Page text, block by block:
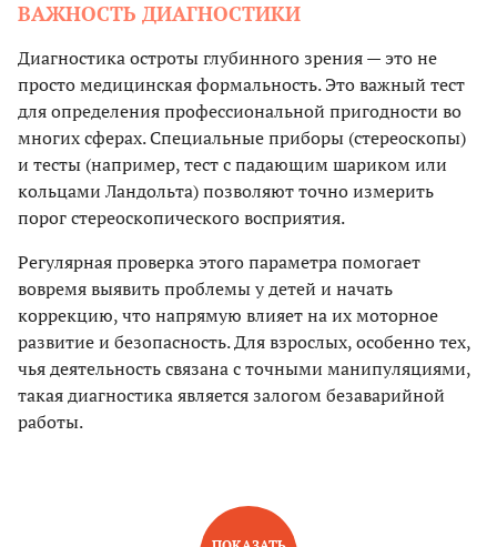
ВАЖНОСТЬ ДИАГНОСТИКИ
Диагностика остроты глубинного зрения — это не
просто медицинская формальность. Это важный тест
для определения профессиональной пригодности во
многих сферах. Специальные приборы (стереоскопы)
и тесты (например, тест с падающим шариком или
кольцами Ландольта) позволяют точно измерить
порог стереоскопического восприятия.
Регулярная проверка этого параметра помогает
вовремя выявить проблемы у детей и начать
коррекцию, что напрямую влияет на их моторное
развитие и безопасность. Для взрослых, особенно тех,
чья деятельность связана с точными манипуляциями,
такая диагностика является залогом безаварийной
работы.